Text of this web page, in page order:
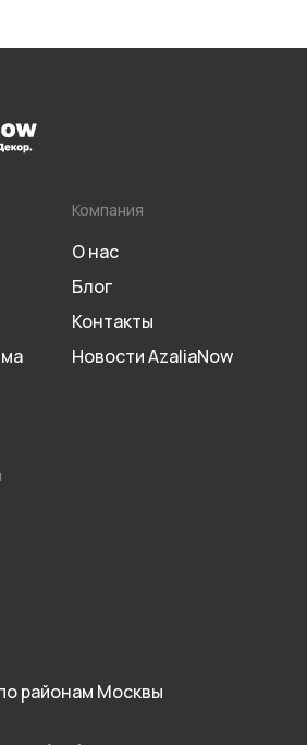
Компания
О нас
Блог
Контакты
Новости AzaliaNow
районам Москвы